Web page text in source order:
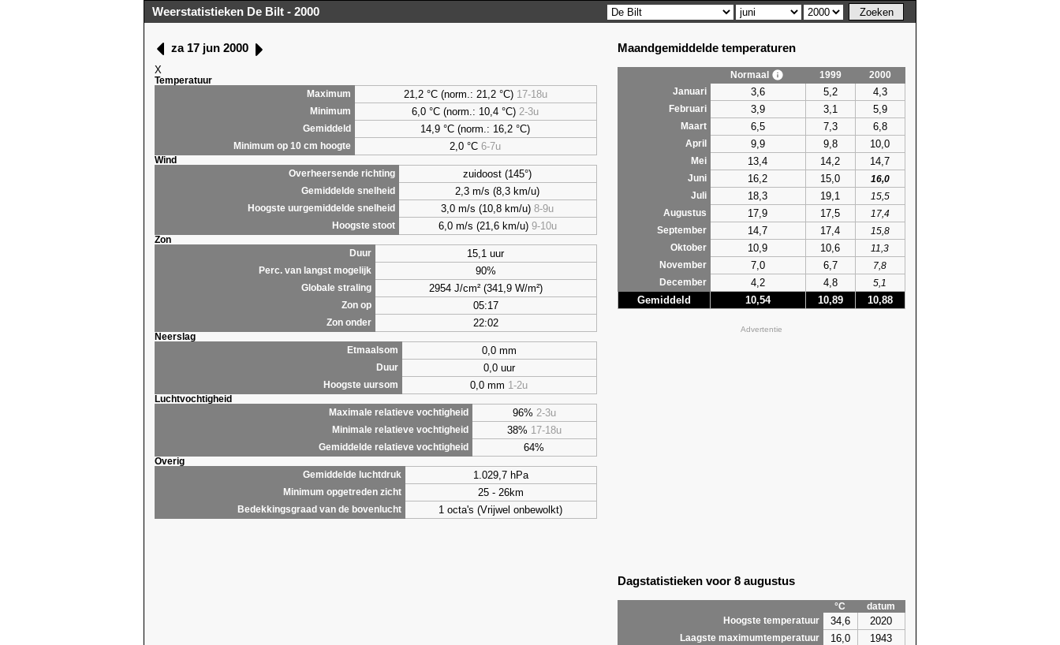
Weerstatistieken De Bilt - 2000
za 17 jun 2000
X
Temperatuur
Maximum
21,2 °C (norm.: 21,2 °C) 17-18u
Minimum 6,0 °C (norm.: 10,4 °C) 2-3u
Gemiddeld 14,9 °C (norm.: 16,2 °C)
Minimum op 10 cm hoogte 2,0 °C6-7u
Wind
Overheersende richting
zuidoost (145°)
Gemiddelde snelheid 2,3 m/s (8,3 km/u)
Hoogste uurgemiddelde snelheid 3,0 m/s (10,8 km/u)8-9u
Hoogste stoot 6,0 m/s (21,6 km/u) 9-10u
Zon
Duur
15,1 uur
Perc. van langst mogelijk 90%
Globale straling 2954 J/cm² (341,9 W/m²)
Zon op 05:17
Zon onder 22:02
Neerslag
Etmaalsom
0,0 mm
Duur 0,0 uur
Hoogste uursom 0,0 mm 1-2u
Luchtvochtigheid
Maximale relatieve vochtigheid
96% 2-3u
Minimale relatieve vochtigheid 38% 17-18u
Gemiddelde relatieve vochtigheid 64%
Overig
Gemiddelde luchtdruk
1.029,7 hPa
Minimum opgetreden zicht 25 - 26km
Bedekkingsgraad van de bovenlucht 1 octa's (Vrijwel onbewolkt)
Maandgemiddelde temperaturen
Normaal 1999
2000
Januari
3,6 5,2 4,3
Februari 3,9 3,1 5,9
Maart 6,5 7,3 6,8
April 9,9 9,8 10,0
Mei 13,4 14,2 14,7
Juni 16,2 15,0
16,0
Juli
18,3 19,1
15,5
Augustus
17,9 17,5
17,4
September
14,7 17,4
15,8
Oktober
10,9 10,6
11,3
November
7,0 6,7
7,8
December
4,2 4,8 5,1
Gemiddeld 10,54 10,89 10,88
Advertentie
Dagstatistieken voor 8 augustus
°C
datum
Hoogste temperatuur
34,6 2020
Laagste maximumtemperatuur 16,0 1943